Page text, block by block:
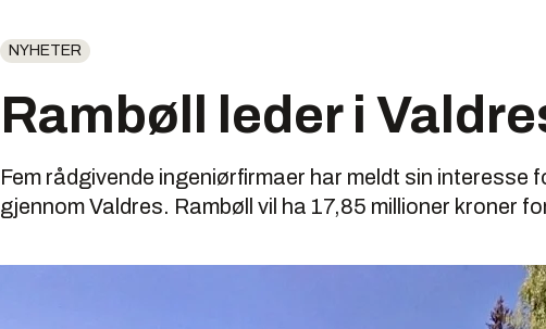
NYHETER
Rambøll leder i
Fem rådgivende ingeniørfirmaer har meldt sin interesse
gjennom Valdres. Rambøll vil ha 17,85 millioner kroner